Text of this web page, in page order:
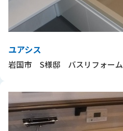
ユアシス
岩国市 S様邸 バスリフォーム